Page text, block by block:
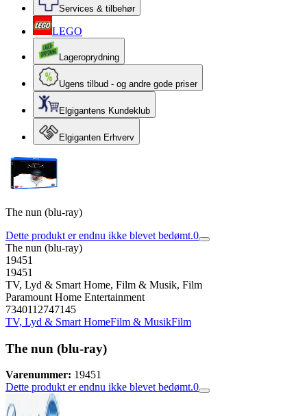
Services & tilbehør
LEGO
Lageroprydning
Ugens tilbud - og andre gode priser
Elgigantens Kundeklub
Elgiganten Erhverv
The nun (blu-ray)
Dette produkt er endnu ikke blevet bedømt.0
The nun (blu-ray)
19451
19451
TV, Lyd & Smart Home, Film & Musik, Film
Paramount Home Entertainment
7340112747145
TV, Lyd & Smart HomeFilm & MusikFilm
The nun (blu-ray)
Varenummer: 19451
Dette produkt er endnu ikke blevet bedømt.0